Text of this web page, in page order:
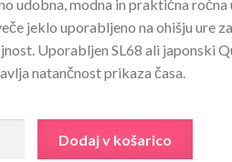
je
bila:
38,90€.
je:
9,90€.
udobna, modna in praktična
jeklo uporabljeno na ohišju ure
Uporabljen SL68 ali japonski
natančnost prikaza časa.
Dodaj v košarico